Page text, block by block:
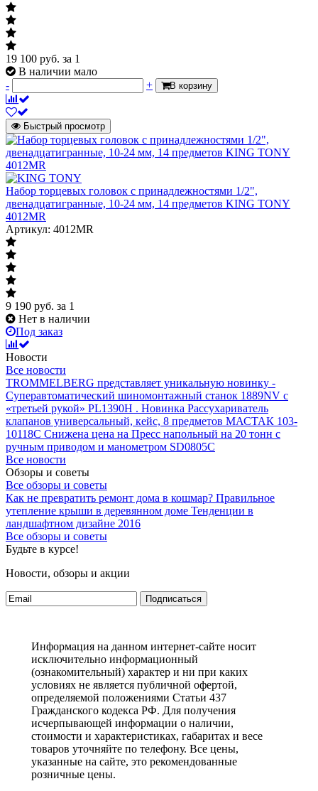
19 100 руб. за 1
В наличии мало
-
+ В корзину
Быстрый просмотр
Набор торцевых головок с принадлежностями 1/2",
двенадцатигранные, 10-24 мм, 14 предметов KING TONY
4012MR
Артикул: 4012MR
9 190 руб. за 1
Нет в наличии
Под заказ
Новости
Все новости
TROMMELBERG представляет уникальную новинку -
Суперавтоматический шиномонтажный станок 1889NV с
«третьей рукой» PL1390H . Новинка Рассухариватель
клапанов универсальный, кейс, 8 предметов МАСТАК 103-
10118C Снижена цена на Пресс напольный на 20 тонн с
ручным приводом и манометром SD0805C
Все новости
Обзоры и советы
Все обзоры и советы
Как не превратить ремонт дома в кошмар? Правильное
утепление крыши в деревянном доме Тенденции в
ландшафтном дизайне 2016
Все обзоры и советы
Будьте в курсе!
Новости, обзоры и акции
Подписаться
Информация на данном интернет-сайте носит
исключительно информационный
(ознакомительный) характер и ни при каких
условиях не является публичной офертой,
определяемой положениями Статьи 437
Гражданского кодекса РФ. Для получения
исчерпывающей информации о наличии,
стоимости и характеристиках, габаритах и весе
товаров уточняйте по телефону. Все цены,
указанные на сайте, это рекомендованные
розничные цены.